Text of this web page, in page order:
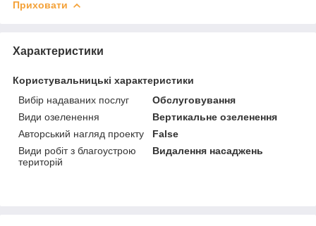
Приховати
Характеристики
Користувальницькі характеристики
Вибір надаваних послуг
Обслуговування
Види озеленення
Вертикальне озеленення
Авторський нагляд проекту
False
Види робіт з благоустрою
територій
Видалення насаджень